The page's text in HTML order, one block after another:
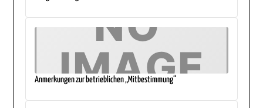
Anmerkungen zur betrieblichen „Mitbestimmung“